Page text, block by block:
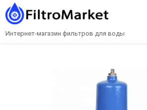
Интернет-магазин фильтров для воды